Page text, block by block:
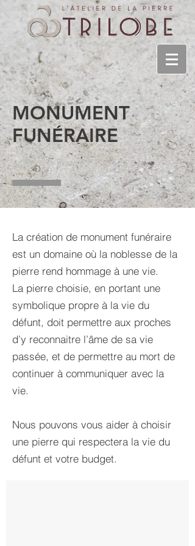
MONUMENT
FUNÉRAIRE
La création de monument funéraire
est un domaine où la noblesse de la
pierre rend hommage à une vie.
La pierre choisie, en portant une
symbolique propre à la vie du
défunt, doit permettre aux proches
d’y reconnaitre l’âme de sa vie
passée, et de permettre au mort de
continuer à communiquer avec la
vie.
Nous pouvons vous aider à choisir
une pierre qui respectera la vie du
défunt et votre budget.
Monument personnalisé
Saint-Marc